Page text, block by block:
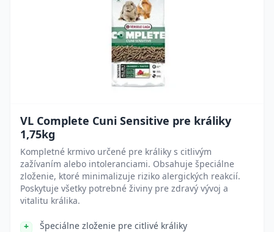
VL Complete Cuni Sensitive pre králiky
1,75kg
Kompletné krmivo určené pre králiky s citlivým
zažívaním alebo intoleranciami. Obsahuje špeciálne
zloženie, ktoré minimalizuje riziko alergických reakcií.
Poskytuje všetky potrebné živiny pre zdravý vývoj a
vitalitu králika.
Špeciálne zloženie pre citlivé králiky